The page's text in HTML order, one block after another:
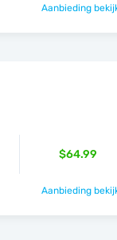
Aanbieding
$64.99
Aanbieding